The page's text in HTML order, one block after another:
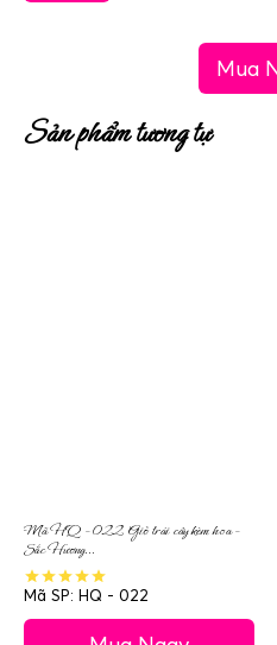
Mua
Sản phẩm tương tự
Mã HQ – 022 Giỏ trái cây kèm hoa –
Sắc Hương...
Mã SP: HQ - 022